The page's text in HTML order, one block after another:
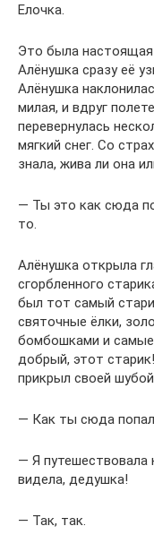
Елочка.
Это была
Алёнушка сразу её
Алёнушка
милая, и вдруг
перевернулась
мягкий снег. Со
знала, жива ли она
— Ты это как сюда
то.
Алёнушка открыла
сгорбленного
был тот самый
святочные ёлки,
бомбошками и самые
добрый, этот
прикрыл своей
— Как ты сюда
— Я путешествовала
видела, дедушка!
— Так, так.